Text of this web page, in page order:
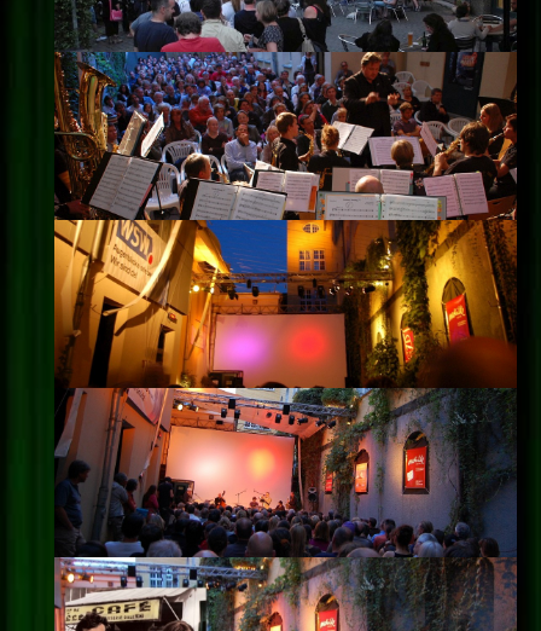
Kinogutschein
Konzept
Archiv
Kontakt
Impressum
Datenschutz